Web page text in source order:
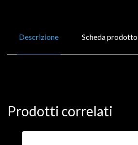
Descrizione Scheda prodotto
Prodotti correlati